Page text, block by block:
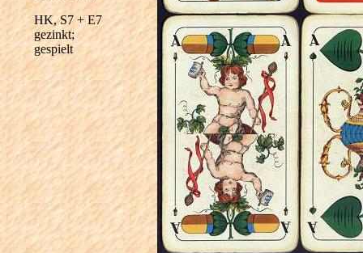
HK, S7 + E7
gezinkt;
gespielt